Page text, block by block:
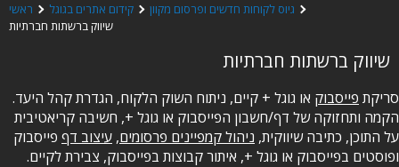
ראשי קידום אתרים בגוגל
גיוס לקוחות חדשים ופרסום מקוון
שיווק ברשתות חברתיות
שיווק ברשתות חברתיות
סריקת פייסבוק או גוגל + קיים, ניתוח השוק הלקוח, הגדרת קהל היעד.
הקמה ותחזוקה של דף/חשבון הפייסבוק או גוגל +, חשיבה קריאטיבית
על התוכן, כתיבה שיווקית, ניהול קמפיינים פרסומים, עיצוב דף פייסבוק
ופוסטים בפייסבוק או גוגל +, איתור קבוצות בפייסבוק, צבירת לקיים.